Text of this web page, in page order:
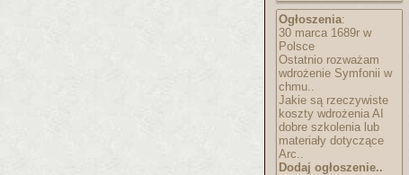
Ogłoszenia:
30 marca 1689r w
Polsce
Ostatnio rozważam
wdrożenie Symfonii w
chmu..
Jakie są rzeczywiste
koszty wdrożenia AI
dobre szkolenia lub
materiały dotyczące
Arc..
Dodaj ogłoszenie..